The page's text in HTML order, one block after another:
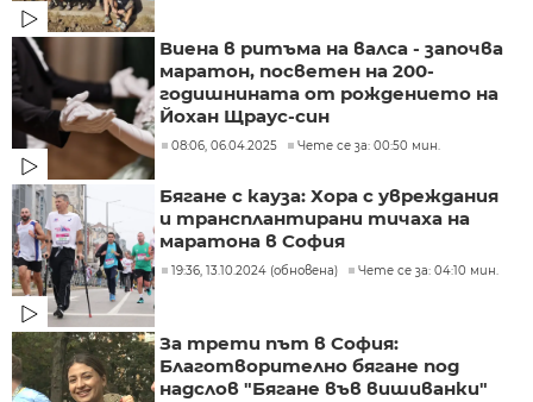
Виена в ритъма на валса - започва
маратон, посветен на 200-
годишнината от рождението на
Йохан Щраус-син
08:06, 06.04.2025 Чете се за: 00:50 мин.
Бягане с кауза: Хора с увреждания
и трансплантирани тичаха на
маратона в София
19:36, 13.10.2024 (обновена) Чете се за: 04:10 мин.
За трети път в София:
Благотворително бягане под
надслов "Бягане във вишиванки"